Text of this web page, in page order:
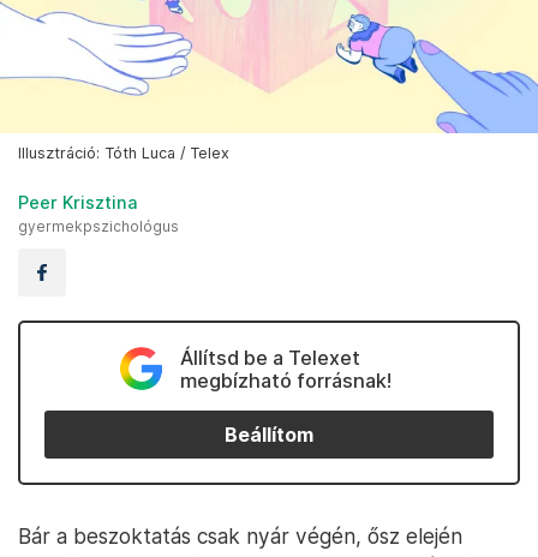
Illusztráció: Tóth Luca / Telex
Peer Krisztina
gyermekpszichológus
Állítsd be a Telexet
megbízható forrásnak!
Beállítom
Bár a beszoktatás csak nyár végén, ősz elején